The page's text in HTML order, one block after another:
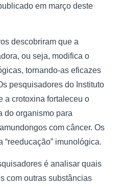
em março deste
descobriram que a
ou seja, modifica o
tornando-as eficazes
pesquisadores do Instituto
a crotoxina fortaleceu o
do organismo para
com câncer. Os
“reeducação” imunológica.
é analisar quais
com outras substâncias